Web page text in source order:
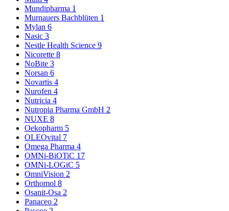
Mundipharma 1
Murnauers Bachblüten 1
Mylan 6
Nasic 3
Nestle Health Science 9
Nicorette 8
NoBite 3
Norsan 6
Novartis 4
Nurofen 4
Nutricia 4
Nutropia Pharma GmbH 2
NUXE 8
Oekopharm 5
OLEOvital 7
Omega Pharma 4
OMNi-BiOTiC 17
OMNi-LOGiC 5
OmniVision 2
Orthomol 8
Osanit-Osa 2
Panaceo 2